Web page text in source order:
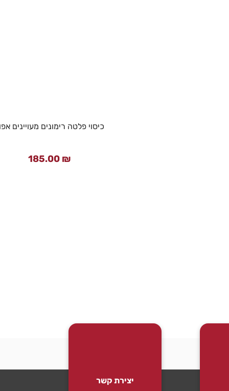
כיסוי פלטה רימונים מעויינים
185.00 ₪
יצירת קשר